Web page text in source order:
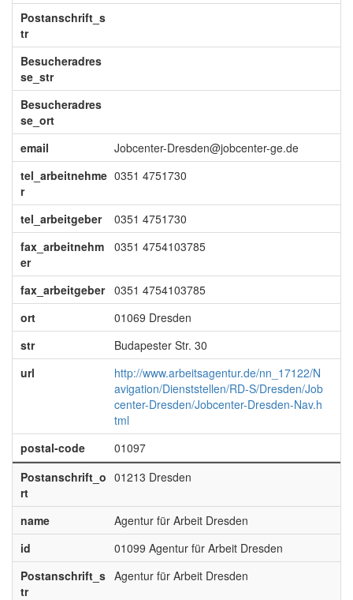
Postanschrift_s
tr
Besucheradres
se_str
Besucheradres
se_ort
email
Jobcenter-Dresden@jobcenter-ge.de
tel_arbeitnehme
r
0351 4751730
tel_arbeitgeber
0351 4751730
fax_arbeitnehm
er
0351 4754103785
fax_arbeitgeber
0351 4754103785
ort
01069 Dresden
str
Budapester Str. 30
url
http://www.arbeitsagentur.de/nn_17122/N
avigation/Dienststellen/RD-S/Dresden/Job
center-Dresden/Jobcenter-Dresden-Nav.h
tml
postal-code
01097
Postanschrift_o
rt
01213 Dresden
name
Agentur für Arbeit Dresden
id
01099 Agentur für Arbeit Dresden
Postanschrift_s
tr
Agentur für Arbeit Dresden